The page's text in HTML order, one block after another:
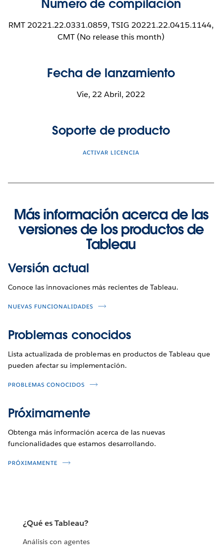
Número de compilación
RMT 20221.22.0331.0859, TSIG 20221.22.0415.1144,
CMT (No release this month)
Fecha de lanzamiento
Vie, 22 Abril, 2022
Soporte de producto
ACTIVAR LICENCIA
Más información acerca de las
versiones de los productos de
Tableau
Versión actual
Conoce las innovaciones más recientes de Tableau.
NUEVAS FUNCIONALIDADES
Problemas conocidos
Lista actualizada de problemas en productos de Tableau que
pueden afectar su implementación.
PROBLEMAS CONOCIDOS
Próximamente
Obtenga más información acerca de las nuevas
funcionalidades que estamos desarrollando.
PRÓXIMAMENTE
¿Qué es Tableau?
Análisis con agentes